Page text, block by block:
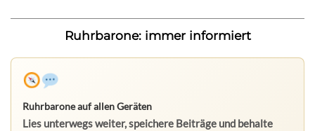
Ruhrbarone: immer informiert
Ruhrbarone auf allen Geräten
Lies unterwegs weiter, speichere Beiträge und behalte